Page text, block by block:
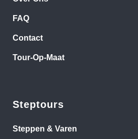
FAQ
Contact
Tour-Op-Maat
Steptours
Steppen & Varen